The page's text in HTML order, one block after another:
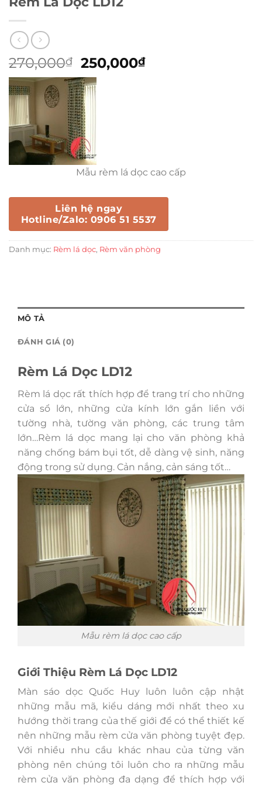
270,000₫
Giá
gốc
là:
270,000₫.
250,000₫Giá
Mẫu rèm lá dọc cao cấp
Liên hệ ngay
Hotline/Zalo: 0906 51 5537
Danh mục: Rèm lá dọc, Rèm văn phòng
MÔ TẢ
ĐÁNH GIÁ (0)
Rèm Lá Dọc LD12
Rèm lá dọc rất thích hợp để trang trí cho những
cửa sổ lớn, những cửa kính lớn gắn liền với
tường nhà, tường văn phòng, các trung tâm
lớn…Rèm lá dọc mang lại cho văn phòng khả
năng chống bám bụi tốt, dễ dàng vệ sinh, năng
động trong sử dụng. Cản nắng, cản sáng tốt…
Mẫu rèm lá dọc cao cấp
Giới Thiệu Rèm Lá Dọc LD12
Màn sáo dọc Quốc Huy luôn luôn cập nhật
những mẫu mã, kiểu dáng mới nhất theo xu
hướng thời trang của thế giới để có thể thiết kế
nên những mẫu rèm cửa văn phòng tuyệt đẹp.
Với nhiều nhu cầu khác nhau của từng văn
phòng nên chúng tôi luôn cho ra những mẫu
rèm cửa văn phòng đa dạng để thích hợp với